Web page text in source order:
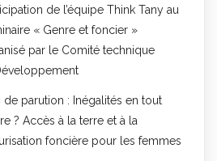
de l’équipe Think Tany au
« Genre et foncier »
par le Comité technique
de parution : Inégalités en tout
? Accès à la terre et à la
foncière pour les femmes